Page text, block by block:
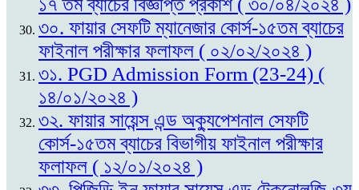
১৭ তম ব্যাচের বিজ্ঞপ্তি প্রকাশ ( ৩০/০৪/২০২৪ )
৩০. ফায়ার সেফটি ম্যানেজার কোর্স-১৫তম ব্যাচের
ফাইনাল পরীক্ষার ফলাফল ( ০২/০২/২০২৪ )
৩১. PGD Admission Form (23-24) (
১৪/০১/২০২৪ )
৩২. ফায়ার সায়েন্স এন্ড অক্যুপেশনাল সেফটি
কোর্স-১৫তম ব্যাচের বিভাগীয় ফাইনাল পরীক্ষার
ফলাফল ( ১২/০১/২০২৪ )